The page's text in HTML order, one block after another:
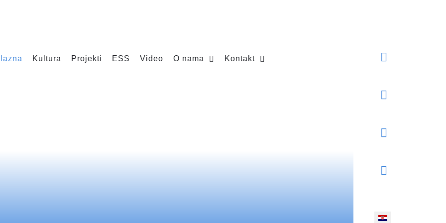
Kultura Projekti ESS Video O nama Kontakt
Odaberite svoj jezik